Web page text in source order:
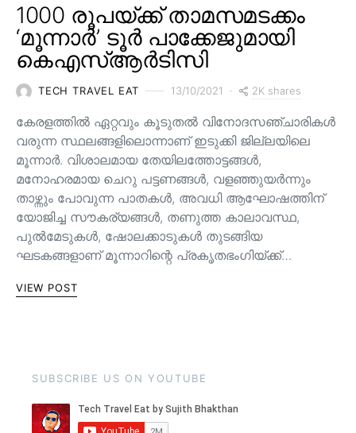
1000 രൂപയ്ക്ക് താമസമടക്കം
‘മൂന്നാർ’ ടൂർ പാക്കേജുമായി
കെഎസ്ആർടിസി
TECH TRAVEL EAT 13/10/2021 2K shares
കേരളത്തിൽ ഏറ്റവും കൂടുതൽ വിനോദസഞ്ചാരികൾ
വരുന്ന സ്ഥലങ്ങളിലൊന്നാണ് ഇടുക്കി ജില്ലയിലെ
മൂന്നാർ. വിശാലമായ തേയിലത്തോട്ടങ്ങള്‍,
മനോഹരമായ ചെറു പട്ടണങ്ങള്‍, വളഞ്ഞുയര്‍ന്നും
താഴ്ന്നും പോവുന്ന പാതകള്‍, അവധി ആഘോഷത്തിന്
യോജിച്ച സൗകര്യങ്ങള്‍, തണുത്ത കാലാവസ്ഥ,
പുൽമേടുകൾ, ഷോലക്കാടുകൾ തുടങ്ങിയ
ഘടകങ്ങളാണ് മൂന്നാറിന്റെ പ്രകൃതഭംഗിയ്ക്ക്…
VIEW POST
SUBSCRIBE US ON YOUTUBE